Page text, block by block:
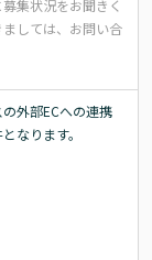
集状況をお聞きく
しては、お問い合
外部ECへの連携
なります。